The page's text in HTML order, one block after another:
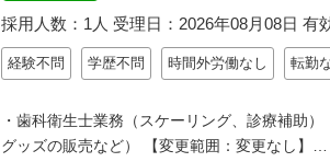
採用人数：1人 受理日： 2026年08月08日 有
経験不問 学歴不問 時間外労働なし 転勤
・歯科衛生士業務（スケーリング、診療補助
グッズの販売など） 【変更範囲：変更なし】…